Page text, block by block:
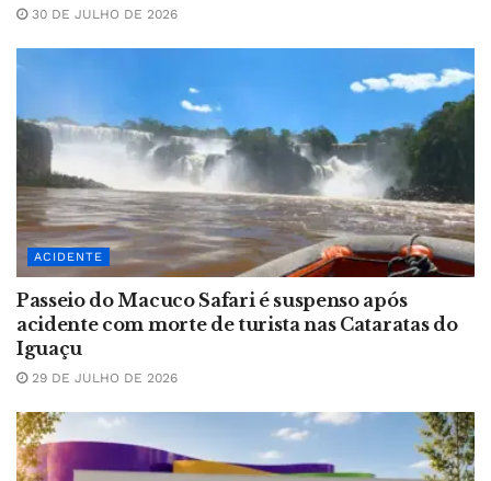
30 DE JULHO DE 2026
ACIDENTE
Passeio do Macuco Safari é suspenso após
acidente com morte de turista nas Cataratas do
Iguaçu
29 DE JULHO DE 2026